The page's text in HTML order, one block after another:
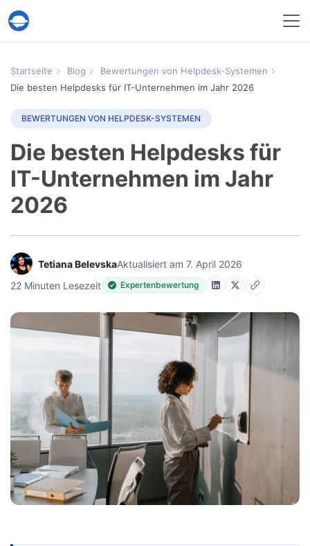
Help Desk Migration
Startseite Blog
Bewertungen von Helpdesk-Systemen
Die besten Helpdesks für IT-Unternehmen im Jahr 2026
BEWERTUNGEN VON HELPDESK-SYSTEMEN
Die besten Helpdesks für
IT-Unternehmen im Jahr
2026
Tetiana BelevskaAktualisiert am 7. April 2026
22 Minuten Lesezeit
Expertenbewertung